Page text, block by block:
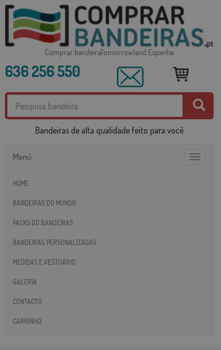
Comprar bandeiraTomorrowland Espanha
636 256 550
Bandeiras de alta qualidade feito para você
Toggle
Menú
HOME
BANDEIRAS DO MUNDO
PACKS DO BANDEIRAS
BANDEIRAS PERSONALIZADAS
MEDIDAS E VESTUÁRIO
GALERIA
CONTACTO
CARRINHO